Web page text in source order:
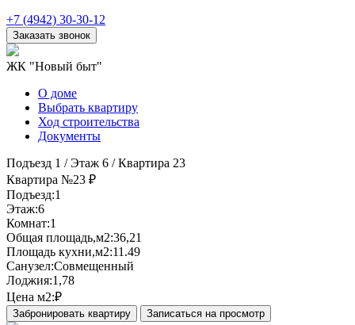
+7 (4942) 30-30-12
ЖК "Новый быт"
О доме
Выбрать квартиру
Ход строительства
Документы
Подъезд 1 /Этаж 6 /Квартира 23
Квартира №23 ₽
Подъезд:1
Этаж:6
Комнат:1
Общая площадь,м2:36,21
Площадь кухни,м2:11.49
Санузел:Совмещенный
Лоджия:1,78
Цена м2:₽